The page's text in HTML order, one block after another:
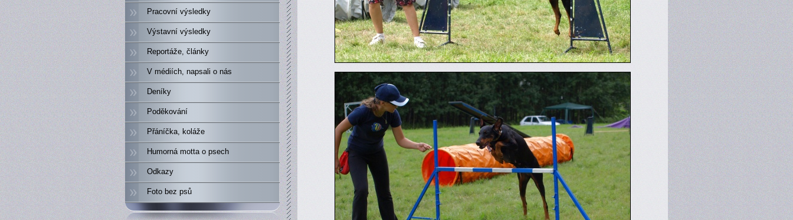
Pracovní výsledky
Výstavní výsledky
Reportáže, články
V médiích, napsali o nás
Deníky
Poděkování
Přáníčka, koláže
Humorná motta o psech
Odkazy
Foto bez psů